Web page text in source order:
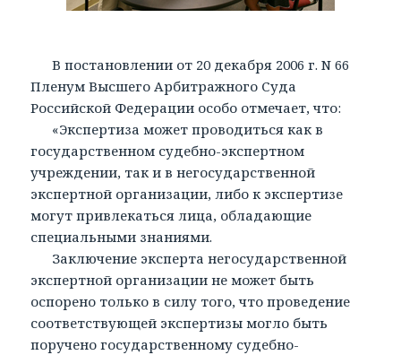
В постановлении от 20 декабря 2006 г. N 66
Пленум Высшего Арбитражного Суда
Российской Федерации особо отмечает, что:
«Экспертиза может проводиться как в
государственном судебно-экспертном
учреждении, так и в негосударственной
экспертной организации, либо к экспертизе
могут привлекаться лица, обладающие
специальными знаниями.
Заключение эксперта негосударственной
экспертной организации не может быть
оспорено только в силу того, что проведение
соответствующей экспертизы могло быть
поручено государственному судебно-